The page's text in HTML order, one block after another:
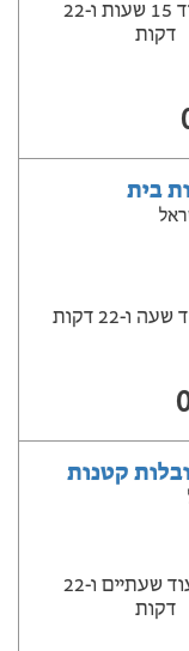
ייסגר עוד 15 שעות ‫ו-22
דקות
בית
22 דקות
ייפתח עוד שעתיים ‫ו-22
דקות